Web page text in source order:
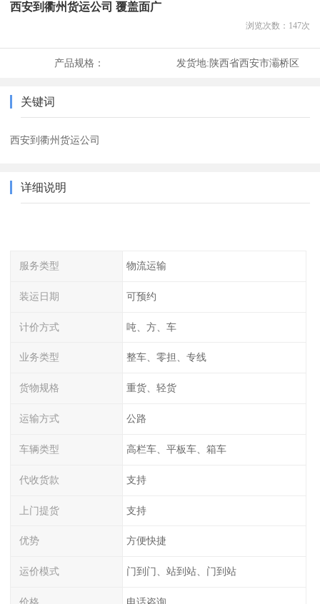
西安到衢州货运公司 覆盖面广
浏览次数： 147次
产品规格： 发货地:陕西省西安市灞桥区
关键词
西安到衢州货运公司
详细说明
服务类型 物流运输
装运日期 可预约
计价方式 吨、方、车
业务类型 整车、零担、专线
货物规格 重货、轻货
运输方式 公路
车辆类型 高栏车、平板车、箱车
代收货款 支持
上门提货 支持
优势 方便快捷
运价模式 门到门、站到站、门到站